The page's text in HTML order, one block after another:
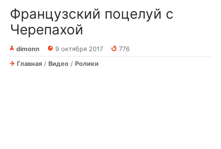
Французский поцелуй с
Черепахой
dimonn 9 октября 2017
776
Главная / Видео / Ролики